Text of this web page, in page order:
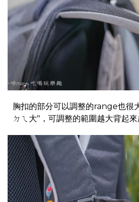
胸扣的部分可以調整的range也很
ㄉㄟ大"，可調整的範圍越大背起來